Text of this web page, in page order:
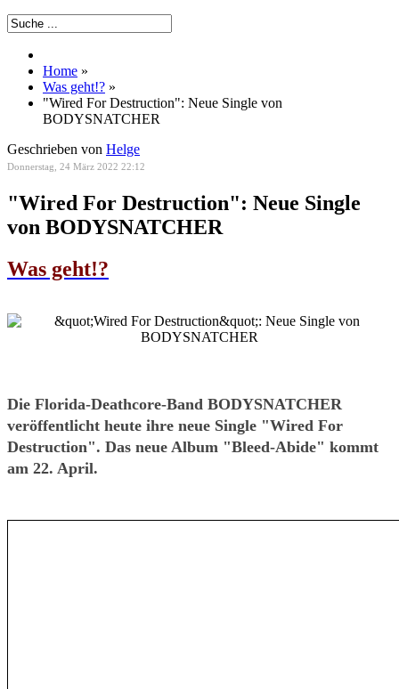
Home »
Was geht!? »
"Wired For Destruction": Neue Single von
BODYSNATCHER
Geschrieben von Helge
Donnerstag, 24 März 2022 22:12
"Wired For Destruction": Neue Single
von BODYSNATCHER
Was geht!?
Die Florida-Deathcore-Band BODYSNATCHER
veröffentlicht heute ihre neue Single "Wired For
Destruction". Das neue Album "Bleed-Abide" kommt
am 22. April.